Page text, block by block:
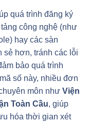
quá trình đăng ký
công nghệ (như
hay các sàn
sẻ hơn, tránh các lỗi
bảo quá trình
số này, nhiều đơn
môn như Viện
Toàn Cầu, giúp
hóa thời gian xét